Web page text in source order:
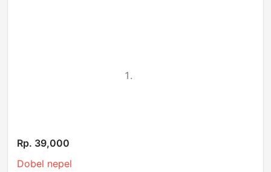
Rp. 39,000
Dobel nepel